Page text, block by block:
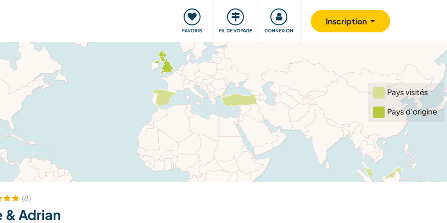
FAVORIS FIL DE VOYAGE CONNEXION
Inscription
Voyager, apprendre Communauté S'impliquer Sécurité
Pays visités
Pays d’origine
(8)
& Adrian